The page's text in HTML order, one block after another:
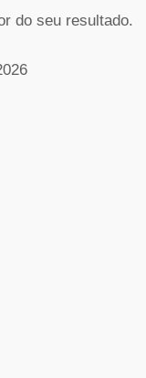
do seu resultado.